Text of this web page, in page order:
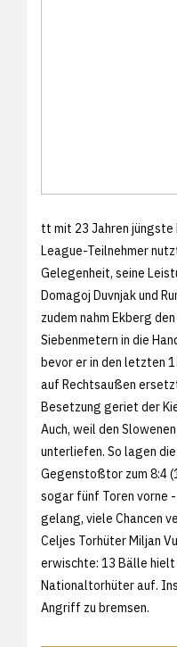
tt mit 23 Jahren
League-Teilnehmer
Gelegenheit, seine
Domagoj Duvnjak und
zudem nahm Ekberg
Siebenmetern in die
bevor er in den letzten
auf Rechtsaußen
Besetzung geriet der
Auch, weil den
unterliefen. So lagen
Gegenstoßtor zum 8:4
sogar fünf Toren vorne
gelang, viele Chancen
Celjes Torhüter Miljan
erwischte: 13 Bälle
Nationaltorhüter auf.
Angriff zu bremsen.